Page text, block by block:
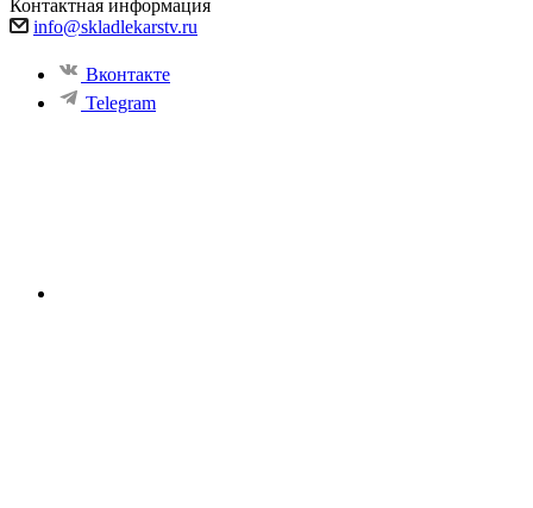
Контактная информация
info@skladlekarstv.ru
Вконтакте
Telegram